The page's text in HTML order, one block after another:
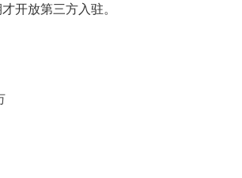
开放第三方入驻。